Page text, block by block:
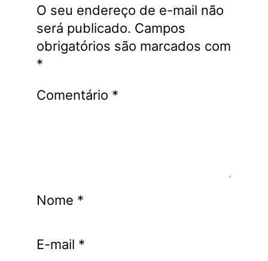
O seu endereço de e-mail não
será publicado. Campos
obrigatórios são marcados com
*
Comentário *
Nome *
E-mail *